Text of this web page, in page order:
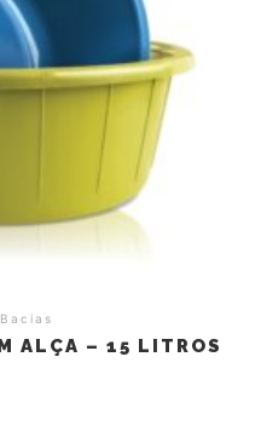
ALÇA – 15 LITROS